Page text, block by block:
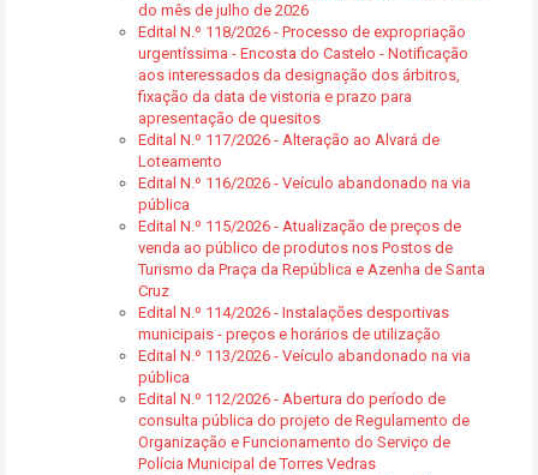
do mês de julho de 2026
Edital N.º 118/2026 - Processo de expropriação
urgentíssima - Encosta do Castelo - Notificação
aos interessados da designação dos árbitros,
fixação da data de vistoria e prazo para
apresentação de quesitos
Edital N.º 117/2026 - Alteração ao Alvará de
Loteamento
Edital N.º 116/2026 - Veículo abandonado na via
pública
Edital N.º 115/2026 - Atualização de preços de
venda ao público de produtos nos Postos de
Turismo da Praça da República e Azenha de Santa
Cruz
Edital N.º 114/2026 - Instalações desportivas
municipais - preços e horários de utilização
Edital N.º 113/2026 - Veículo abandonado na via
pública
Edital N.º 112/2026 - Abertura do período de
consulta pública do projeto de Regulamento de
Organização e Funcionamento do Serviço de
Polícia Municipal de Torres Vedras